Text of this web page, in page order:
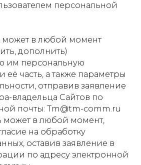
персональной
может в любой момент
дополнить)
им персональную
часть, а также параметры
отправив заявление
владельца Сайтов по
почты: Tm@tm-comm.ru
может в любой момент,
на обработку
оставив заявление в
по адресу электронной